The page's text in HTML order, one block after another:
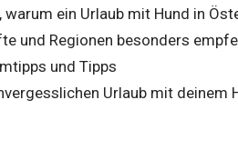
ein Urlaub mit Hund in
und Regionen besonders
und Tipps
Urlaub mit deinem